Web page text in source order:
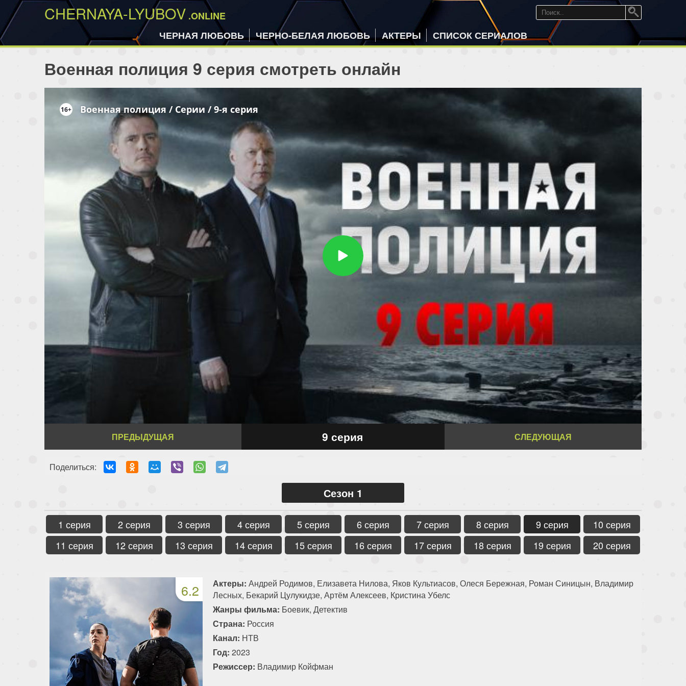
CHERNAYA-LYUBOV .ONLINE
ЧЕРНАЯ ЛЮБОВЬ
ЧЕРНО-БЕЛАЯ ЛЮБОВЬ АКТЕРЫ СПИСОК СЕРИАЛОВ
Военная полиция 9 серия смотреть онлайн
ПРЕДЫДУЩАЯ 9 серия СЛЕДУЮЩАЯ
Поделиться:
Сезон 1
1 серия 2 серия 3 серия 4 серия 5 серия 6 серия 7 серия 8 серия 9 серия
10 серия
11 серия
12 серия 13 серия 14 серия 15 серия 16 серия 17 серия 18 серия 19 серия 20 серия
6.2 Актеры: Андрей Родимов, Елизавета Нилова, Яков Культиасов, Олеся Бережная, Роман Синицын, Владимир
Лесных, Бекарий Цулукидзе, Артём Алексеев, Кристина Убелс
Жанры фильма: Боевик, Детектив
Страна: Россия
Канал: НТВ
Год: 2023
Режиссер: Владимир Койфман